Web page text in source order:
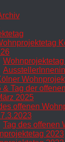
Wohnprojektetag
& Tag der
2025
offenen
Tag des offenen
2023